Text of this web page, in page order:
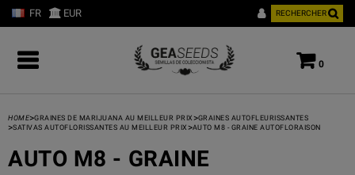
FR EUR RECHERCHER
0
HOME>GRAINES DE MARIJUANA AU MEILLEUR PRIX >GRAINES AUTOFLEURISSANTES
>SATIVAS AUTOFLORISSANTES AU MEILLEUR PRIX >AUTO M8 - GRAINE AUTOFLORAISON
AUTO M8 - GRAINE